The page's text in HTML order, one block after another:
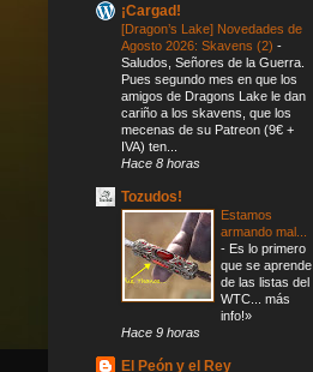
¡Cargad!
[Dragon’s Lake] Novedades de
Agosto 2026: Skavens (2) -
Saludos, Señores de la Guerra.
Pues segundo mes en que los
amigos de Dragons Lake le dan
cariño a los skavens, que los
mecenas de su Patreon (9€ +
IVA) ten...
Hace 8 horas
Tozudos!
Estamos
armando mal...
- Es lo primero
que se aprende
de las listas del
WTC... más
info!»
Hace 9 horas
El Peón y el Rey